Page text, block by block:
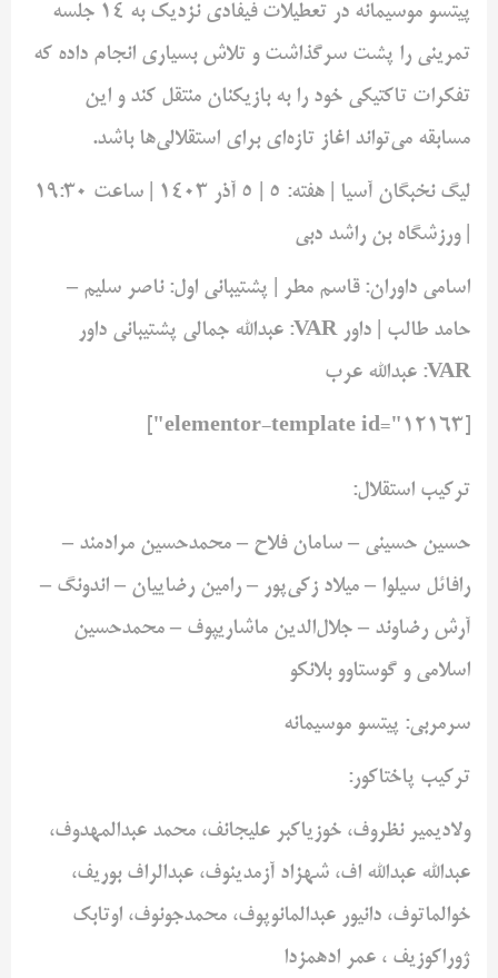
پیتسو موسیمانه در تعطیلات فیفادی نزدیک به 14 جلسه
تمرینی را پشت سرگذاشت و تلاش بسیاری انجام داده که
تفکرات تاکتیکی خود را به بازیکنان منتقل کند و این
مسابقه می‌تواند اغاز تازه‌ای برای استقلالی‌ها باشد.
لیگ نخبگان آسیا | هفته: 5 | 5 آذر 1403 | ساعت 19:30
| ورزشگاه بن راشد دبی
اسامی داوران: قاسم مطر | پشتیبانی اول: ناصر سلیم –
حامد طالب | ‌داور VAR: عبدالله جمالی ‌پشتیبانی داور
VAR: عبدالله عرب
ترکیب استقلال:
حسین حسینی – سامان فلاح – محمدحسین مرادمند –
رافائل سیلوا – میلاد زکی‌پور – رامین رضاییان – اندونگ –
آرش رضاوند – جلال‌الدین ماشاریپوف – محمدحسین
اسلامی و گوستاوو بلانکو
سرمربی: پیتسو موسیمانه
ترکیب پاختاکور:
ولادیمیر نظروف، خوزیاکبر علیجانف، محمد عبدالمهدوف،
عبدالله عبدالله اف، شهزاد آزمدینوف، عبدالراف بوریف،
خوالماتوف، دانیور عبدالمانوپوف، محمدجونوف، اوتابک
ژوراکوزیف ، عمر ادهمزدا